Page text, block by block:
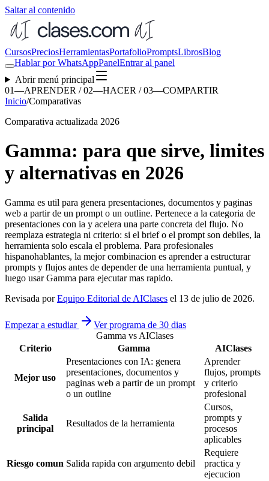
Saltar al contenido
CursosPreciosHerramientasPortafolioPromptsLibrosBlog
Hablar por WhatsAppPanelEntrar al panel
Abrir menú principal
01—APRENDER / 02—HACER / 03—COMPARTIR
Inicio/Comparativas
Comparativa actualizada 2026
Gamma: para que sirve, limites
y alternativas en 2026
Gamma es util para genera presentaciones, documentos y paginas
web a partir de un prompt o un outline. Pertenece a la categoria de
presentaciones con ia y acelera una parte concreta del flujo. No
reemplaza estrategia ni criterio: si el brief o el prompt son debiles, la
herramienta solo escala el problema. Para profesionales
hispanohablantes, la mejor combinacion es aprender a estructurar
prompts y flujos antes de depender de una herramienta puntual, y
luego usar Gamma para ejecutar mas rapido.
Revisada por Equipo Editorial de AIClases el 13 de julio de 2026.
Empezar a estudiar
Ver programa de 30 dias
Gamma vs AIClases
Criterio
Gamma AIClases
Mejor uso
Presentaciones con IA: genera
presentaciones, documentos y
paginas web a partir de un prompt
o un outline
Aprender
flujos, prompts
y criterio
profesional
Salida
principal
Resultados de la herramienta
Cursos,
prompts y
procesos
aplicables
Riesgo comun Salida rapida con argumento debil
Requiere
practica y
ejecucion